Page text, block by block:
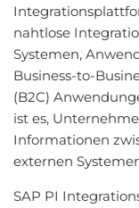
nahtlose
Systemen,
Business-to-
(B2C)
ist es,
Informationen
externen
SAP PI